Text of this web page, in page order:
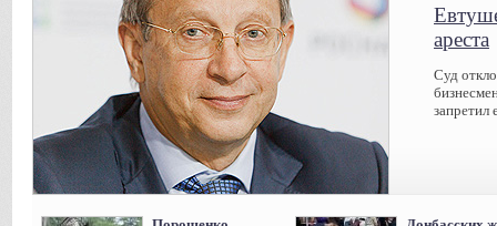
ареста
Суд
запретил